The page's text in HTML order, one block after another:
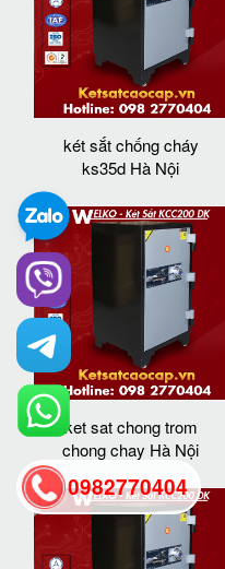
két sắt chống cháy
ks35d Hà Nội
ket sat chong trom
chong chay Hà Nội
0982770404